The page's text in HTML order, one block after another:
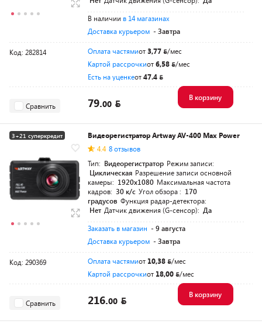
В наличии в 14 магазинах
Доставка курьером - Завтра
Код: 282814 Оплата частямиот3,77
/мес
Картой рассрочкиот6,58
/мес
Есть на уценкеот47.4
Сравнить 79.00
В корзину
3+21 суперкредит
Видеорегистратор Artway AV-400 Max Power
4.4 8 отзывов
Тип: Видеорегистратор Режим записи:
Циклическая Разрешение записи основной
камеры: 1920x1080 Максимальная частота
кадров: 30 к/с Угол обзора : 170
градусов Функция радар-детектора:
Нет Датчик движения (G-сенсор): Да
Заказать в магазин - 9 августа
Доставка курьером - Завтра
Код: 290369 Оплата частямиот 10,38
/мес
Картой рассрочкиот 18,00 /мес
Сравнить 216.00
В корзину